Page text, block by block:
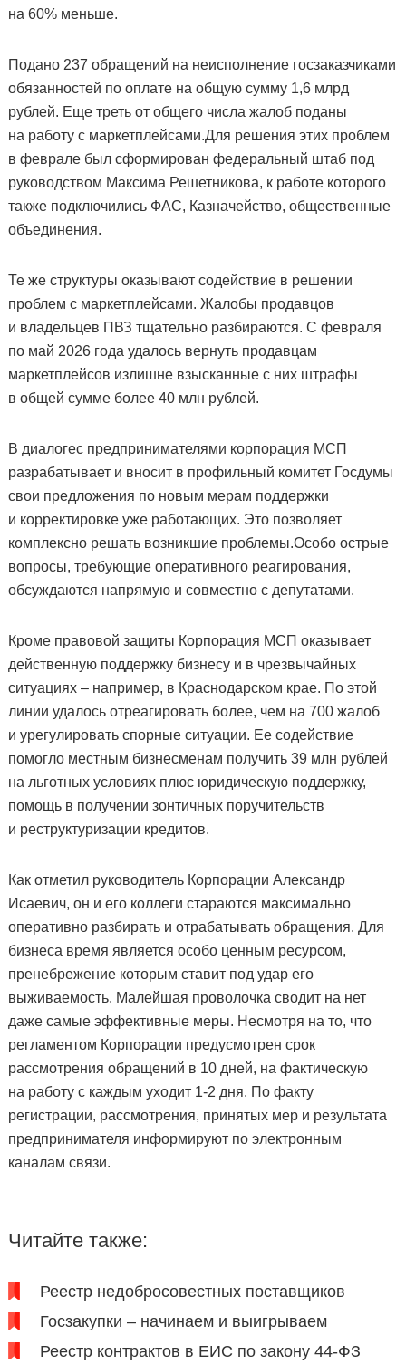
на 60% меньше.
Подано 237 обращений на неисполнение госзаказчиками
обязанностей по оплате на общую сумму 1,6 млрд
рублей. Еще треть от общего числа жалоб поданы
на работу с маркетплейсами.Для решения этих проблем
в феврале был сформирован федеральный штаб под
руководством Максима Решетникова, к работе которого
также подключились ФАС, Казначейство, общественные
объединения.
Те же структуры оказывают содействие в решении
проблем с маркетплейсами. Жалобы продавцов
и владельцев ПВЗ тщательно разбираются. С февраля
по май 2026 года удалось вернуть продавцам
маркетплейсов излишне взысканные с них штрафы
в общей сумме более 40 млн рублей.
В диалогес предпринимателями корпорация МСП
разрабатывает и вносит в профильный комитет Госдумы
свои предложения по новым мерам поддержки
и корректировке уже работающих. Это позволяет
комплексно решать возникшие проблемы.Особо острые
вопросы, требующие оперативного реагирования,
обсуждаются напрямую и совместно с депутатами.
Кроме правовой защиты Корпорация МСП оказывает
действенную поддержку бизнесу и в чрезвычайных
ситуациях – например, в Краснодарском крае. По этой
линии удалось отреагировать более, чем на 700 жалоб
и урегулировать спорные ситуации. Ее содействие
помогло местным бизнесменам получить 39 млн рублей
на льготных условиях плюс юридическую поддержку,
помощь в получении зонтичных поручительств
и реструктуризации кредитов.
Как отметил руководитель Корпорации Александр
Исаевич, он и его коллеги стараются максимально
оперативно разбирать и отрабатывать обращения. Для
бизнеса время является особо ценным ресурсом,
пренебрежение которым ставит под удар его
выживаемость. Малейшая проволочка сводит на нет
даже самые эффективные меры. Несмотря на то, что
регламентом Корпорации предусмотрен срок
рассмотрения обращений в 10 дней, на фактическую
на работу с каждым уходит 1-2 дня. По факту
регистрации, рассмотрения, принятых мер и результата
предпринимателя информируют по электронным
каналам связи.
Читайте также:
Реестр недобросовестных поставщиков
Госзакупки – начинаем и выигрываем
Реестр контрактов в ЕИС по закону 44-ФЗ